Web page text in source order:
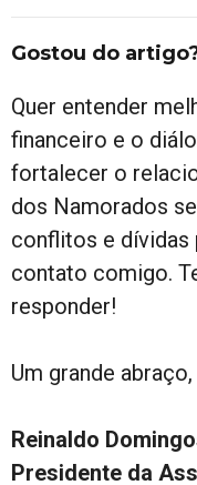
Gostou do
Quer entender
financeiro e o
fortalecer o
dos Namorados
conflitos e dívidas
contato comigo.
responder!
Um grande abraço,
Reinaldo
Presidente da